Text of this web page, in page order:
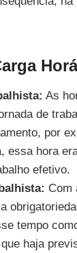
As
de
por
essa hora
efetivo.
Com
tempo
haja